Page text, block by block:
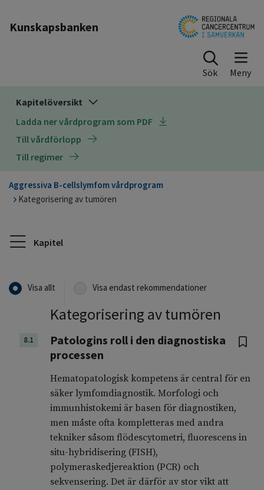
Kunskapsbanken
Sök
Kapitelöversikt
Ladda ner vårdprogram som PDF
Till vårdförlopp
Till regimer
Aggressiva B-cellslymfom vårdprogram
Kategorisering av tumören
Kapitel
Visa allt Visa endast rekommendationer
Kategorisering av tumören
8.1
Patologins roll i den diagnostiska
processen
Hematopatologisk kompetens är central för en
säker lymfomdiagnostik. Morfologi och
immunhistokemi är basen för diagnostiken,
men måste ofta kompletteras med andra
tekniker såsom flödescytometri, fluorescens in
situ-hybridisering (FISH),
polymeraskedjereaktion (PCR) och
sekvensering. Det är därför av stor vikt att